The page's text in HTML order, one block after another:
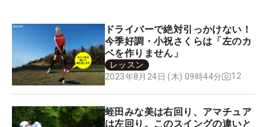
ドライバーで絶対引っかけない！
今季好調・小祝さくらは「左のカ
ベを作りません」
レッスン
2023年8月24日 (木) 09時44分
12
蛭田みな美は右回り、アマチュア
は左回り。このスイングの違いと